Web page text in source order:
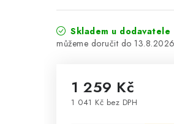
Skladem u dodavatele
13.8.2026
1 259 Kč
1 041 Kč bez DPH